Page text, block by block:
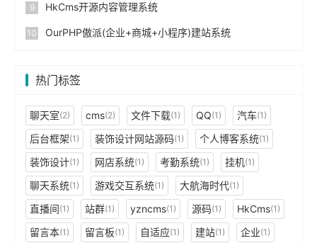
HkCms开源内容管理系统
OurPHP傲派(企业+商城+小程序)建站系统
热门标签
聊天室(2) cms(2) 文件下载(1) QQ(1) 汽车(1)
后台框架(1) 装饰设计网站源码(1) 个人博客系统(1)
装饰设计(1) 网店系统(1) 考勤系统(1) 挂机(1)
聊天系统(1) 游戏交互系统(1) 大航海时代(1)
直播间(1) 站群(1) yzncms(1) 源码(1) HkCms(1)
留言本(1) 留言板(1) 自适应(1) 建站(1) 企业(1)